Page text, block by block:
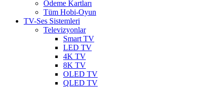
Ödeme Kartları
Tüm Hobi-Oyun
TV-Ses Sistemleri
Televizyonlar
Smart TV
LED TV
4K TV
8K TV
OLED TV
QLED TV